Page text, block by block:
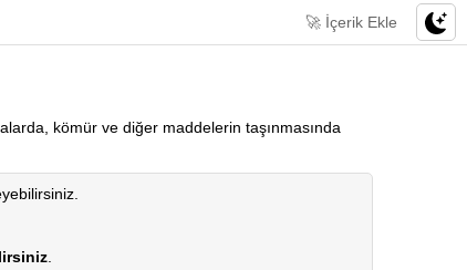
🚀 İçerik Ekle
kömür ve diğer maddelerin taşınmasında